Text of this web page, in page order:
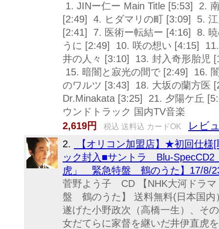
1. JINー仁ー Main Title [5:53] 2.
[2:49] 4. ヒダマリの町 [3:09] 5.
[2:41] 7. 医術ー転結ー [4:16] 8.
うに [2:49] 10. 咲の想い [4:15]
井の人々 [3:10] 13. 封入奇形胎児
15. 暗闇と寂光の間で [2:49] 16.
のワルツ [3:43] 18. 大坂の蘭方医
Dr.Minakata [3:25] 21. 夕陽ケ丘
ウンドトラック 国内TV音楽
2,619円
税込 送料込 カードOK レビ
2.
【オリコン加盟店】★初回仕
ック封入■サントラ Blu-SpecCD2
虎」 緊急特盤 鶴のうた】17/8/
菅野よう子 CD 【NHK大河ドラ
盤 鶴のうた】 送料無料(日本国内
遂げた小野政次（高橋一生）、そ
女だてらに家督を継いだ井伊直虎